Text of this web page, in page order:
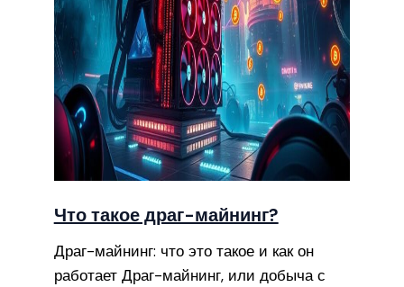
Что такое драг-майнинг?
Драг-майнинг: что это такое и как он
работает Драг-майнинг, или добыча с